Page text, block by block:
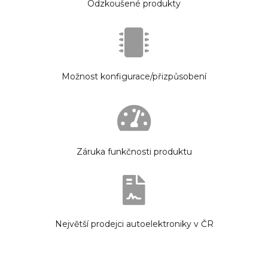
Odzkoušené produkty
Možnost konfigurace/přizpůsobení
Záruka funkčnosti produktu
Největší prodejci autoelektroniky v ČR